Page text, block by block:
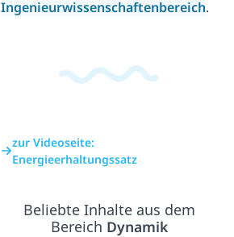
Ingenieurwissenschaftenbereich.
zur Videoseite:
Energieerhaltungssatz
Beliebte Inhalte aus dem
Bereich Dynamik